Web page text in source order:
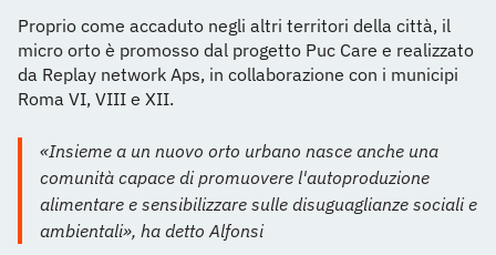
Proprio come accaduto negli altri territori della città, il
micro orto è promosso dal progetto Puc Care e realizzato
da Replay network Aps, in collaborazione con i municipi
Roma VI, VIII e XII.
«Insieme a un nuovo orto urbano nasce anche una
comunità capace di promuovere l'autoproduzione
alimentare e sensibilizzare sulle disuguaglianze sociali e
ambientali», ha detto Alfonsi